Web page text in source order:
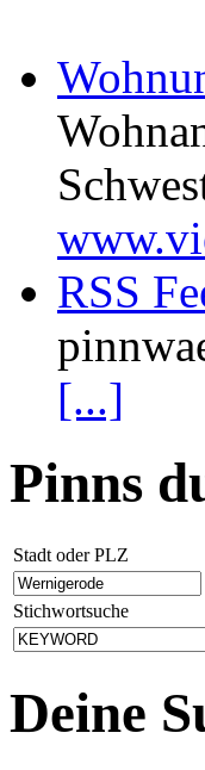
RSS
[...]
Pinns
Stadt oder PLZ
Stichwortsuche
Deine